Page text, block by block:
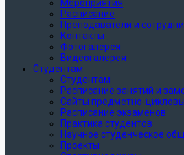
Мероприятия
Расписание
Преподаватели и
Контакты
Фотогалерея
Видеогалерея
Студентам
Студентам
Расписание занятий и
Сайты предметно-
Расписание экзаменов
Практика студентов
Научное студенческое
Проекты